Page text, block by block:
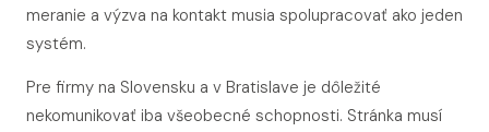
meranie a výzva na kontakt musia spolupracovať ako jeden
systém.
Pre firmy na Slovensku a v Bratislave je dôležité
nekomunikovať iba všeobecné schopnosti. Stránka musí